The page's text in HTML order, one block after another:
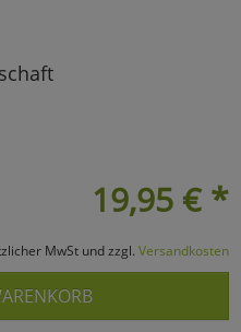
19,95 € *
MwSt und zzgl. Versandkosten
zu Haupptseite